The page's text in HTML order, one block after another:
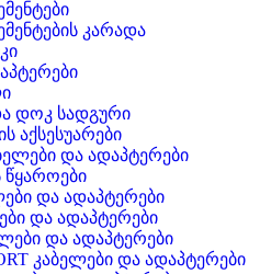
კარადა
დოკ სადგური
აქსესუარები
და ადაპტერები
წყაროები
და ადაპტერები
და ადაპტერები
და ადაპტერები
კაბელები და ადაპტერები